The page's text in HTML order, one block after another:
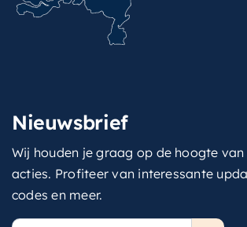
Nieuwsbrief
Wij houden je graag op de hoogte
acties. Profiteer van interessante
codes en meer.